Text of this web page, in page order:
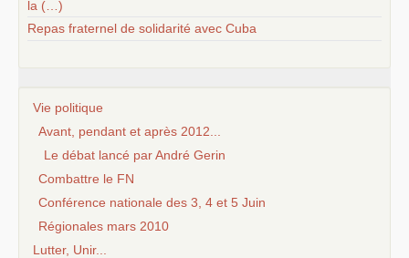
la (…)
Repas fraternel de solidarité avec Cuba
Vie politique
Avant, pendant et après 2012...
Le débat lancé par André Gerin
Combattre le FN
Conférence nationale des 3, 4 et 5 Juin
Régionales mars 2010
Lutter, Unir...